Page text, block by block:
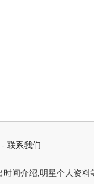
- 联系我们
间介绍,明星个人资料